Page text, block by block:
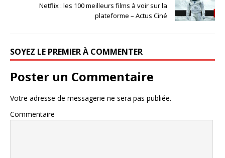
Netflix : les 100 meilleurs films à voir sur la
plateforme – Actus Ciné
SOYEZ LE PREMIER À COMMENTER
Poster un Commentaire
Votre adresse de messagerie ne sera pas publiée.
Commentaire